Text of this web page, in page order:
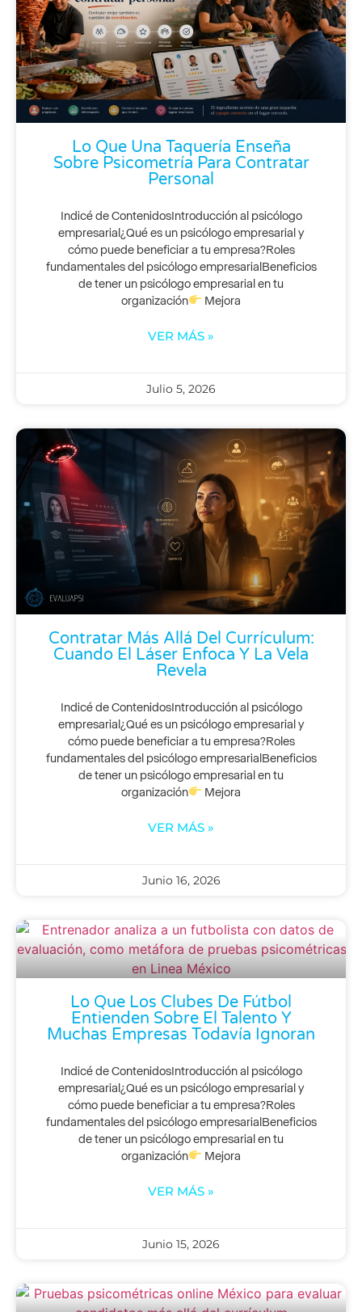
Lo Que Una Taquería Enseña
Sobre Psicometría Para Contratar
Personal
Indicé de ContenidosIntroducción al psicólogo
empresarial¿Qué es un psicólogo empresarial y
cómo puede beneficiar a tu empresa?Roles
fundamentales del psicólogo empresarialBeneficios
de tener un psicólogo empresarial en tu
organización
Mejora
VER MÁS »
Julio 5, 2026
Contratar Más Allá Del Currículum:
Cuando El Láser Enfoca Y La Vela
Revela
Indicé de ContenidosIntroducción al psicólogo
empresarial¿Qué es un psicólogo empresarial y
cómo puede beneficiar a tu empresa?Roles
fundamentales del psicólogo empresarialBeneficios
de tener un psicólogo empresarial en tu
organización
Mejora
VER MÁS »
Junio 16, 2026
Lo Que Los Clubes De Fútbol
Entienden Sobre El Talento Y
Muchas Empresas Todavía Ignoran
Indicé de ContenidosIntroducción al psicólogo
empresarial¿Qué es un psicólogo empresarial y
cómo puede beneficiar a tu empresa?Roles
fundamentales del psicólogo empresarialBeneficios
de tener un psicólogo empresarial en tu
organización
Mejora
VER MÁS »
Junio 15, 2026